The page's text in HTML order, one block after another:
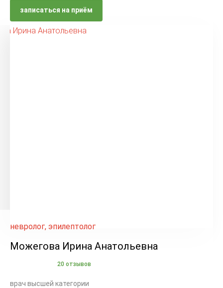
записаться на приём
невролог, эпилептолог
Можегова Ирина Анатольевна
20 отзывов
врач высшей категории